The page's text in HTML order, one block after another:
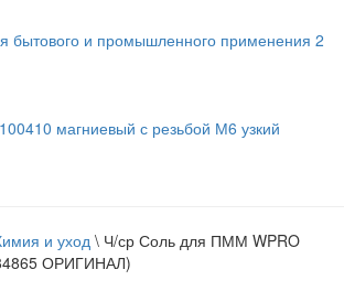
бытового и промышленного применения 2
магниевый с резьбой М6 узкий
и уход \ Ч/ср Соль для ПММ WPRO
ОРИГИНАЛ)